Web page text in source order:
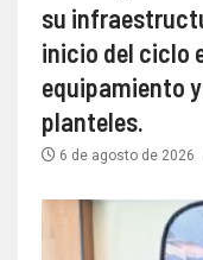
su
inicio del ciclo
equipamiento
planteles.
6 de agosto de 2026